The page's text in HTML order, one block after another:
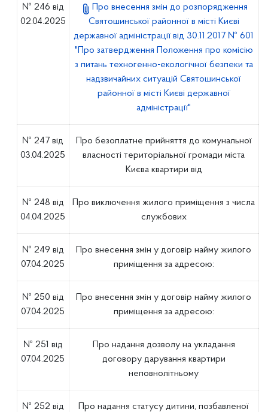
№ 246 від
02.04.2025
Про внесення змін до розпорядження
Святошинської районної в місті Києві
державної адміністрації від 30.11.2017 № 601
"Про затвердження Положення про комісію
з питань техногенно-екологічної безпеки та
надзвичайних ситуацій Святошинської
районної в місті Києві державної
адміністрації"
№ 247 від
03.04.2025
Про безоплатне прийняття до комунальної
власності територіальної громади міста
Києва квартири від
№ 248 від
04.04.2025
Про виключення жилого приміщення з числа
службових
№ 249 від
07.04.2025
Про внесення змін у договір найму жилого
приміщення за адресою:
№ 250 від
07.04.2025
Про внесення змін у договір найму жилого
приміщення за адресою:
№ 251 від
07.04.2025
Про надання дозволу на укладання
договору дарування квартири
неповнолітньому
№ 252 від Про надання статусу дитини, позбавленої